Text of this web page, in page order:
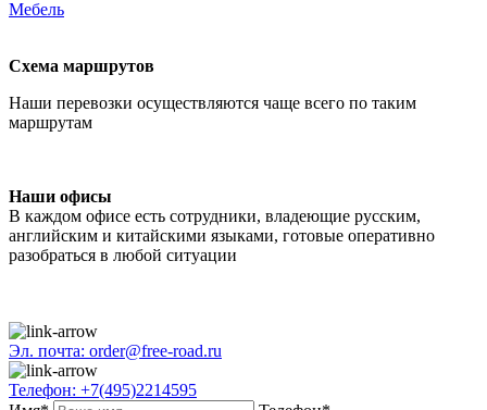
Мебель
Схема маршрутов
Наши перевозки осуществляются чаще всего по таким
маршрутам
Наши офисы
В каждом офисе есть сотрудники, владеющие русским,
английским и китайскими языками, готовые оперативно
разобраться в любой ситуации
Эл. почта: order@free-road.ru
Телефон: +7(495)2214595